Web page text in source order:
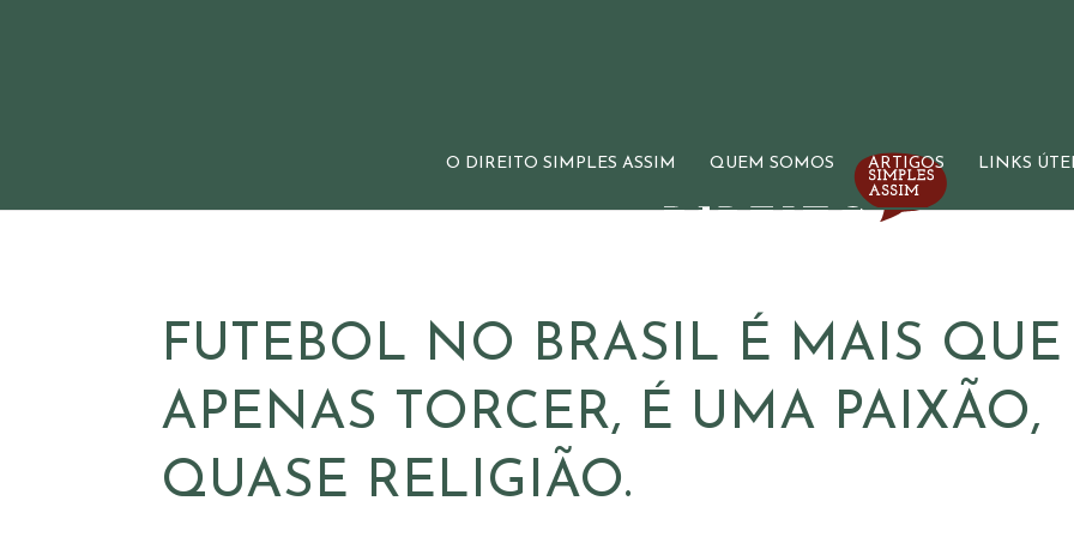
O DIREITO SIMPLES ASSIM QUEM SOMOS ARTIGOS LINKS
FUTEBOL NO BRASIL É MAIS QUE
APENAS TORCER, É UMA PAIXÃO,
QUASE RELIGIÃO.